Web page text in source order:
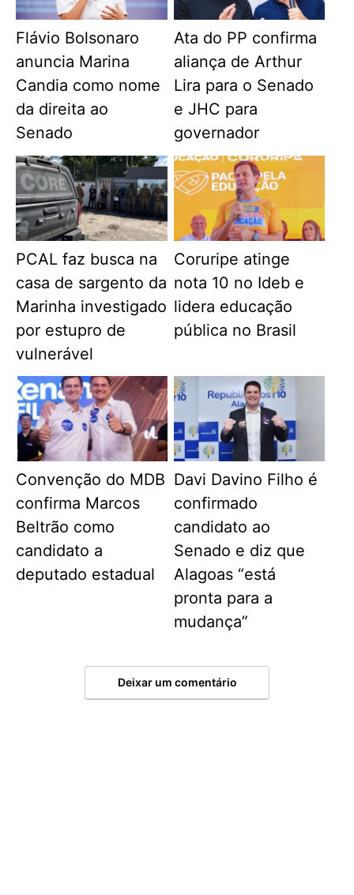
Flávio Bolsonaro
anuncia Marina
Candia como nome
da direita ao
Senado
Ata do PP confirma
aliança de Arthur
Lira para o Senado
e JHC para
governador
PCAL faz busca na
casa de sargento da
Marinha investigado
por estupro de
vulnerável
Coruripe atinge
nota 10 no Ideb e
lidera educação
pública no Brasil
Convenção do MDB
confirma Marcos
Beltrão como
candidato a
deputado estadual
Davi Davino Filho é
confirmado
candidato ao
Senado e diz que
Alagoas “está
pronta para a
mudança”
Deixar um comentário